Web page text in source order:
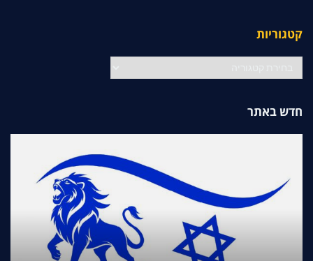
קטגוריות
חדש באתר